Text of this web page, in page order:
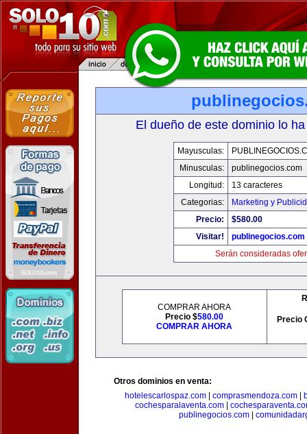
El dueño de este dominio lo
Mayusculas:
Minusculas:
publinegocios.com
Longitud:
13 caracteres
Categorias:
Marketing y
Precio:
$580.00
Visitar!
publinegocios.com
Serán consideradas
COMPRAR AHORA
Precio $580.00
COMPRAR AHORA
Precio
Otros dominios en venta:
hotelescarlospaz.com| comprasmendoza.com|
cochesparalaventa.com
publinegocios.com|